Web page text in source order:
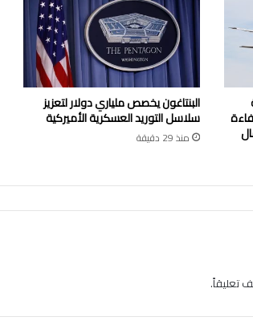
البنتاغون يخصص ملياري دولار لتعزيز
سلاسل التوريد العسكرية الأميركية
منذ 29 دقيقة
تعليقاً.